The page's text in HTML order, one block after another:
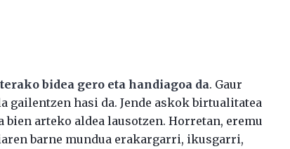
bidea gero eta handiagoa da. Gaur
gailentzen hasi da. Jende askok birtualitatea
arteko aldea lausotzen. Horretan, eremu
barne mundua erakargarri, ikusgarri,